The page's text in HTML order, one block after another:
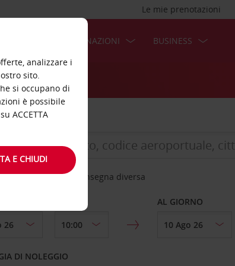
Le mie prenotazioni
DESTINAZIONI BUSINESS
una località di riconsegna diversa
AL GIORNO
DI NOLEGGIO
analizzare i
sito.
si occupano di
è possibile
ACCETTA
E CHIUDI